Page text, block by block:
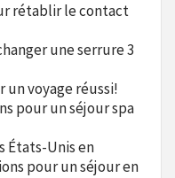
rétablir le contact
une serrure 3
un voyage réussi!
pour un séjour spa
États-Unis en
pour un séjour en